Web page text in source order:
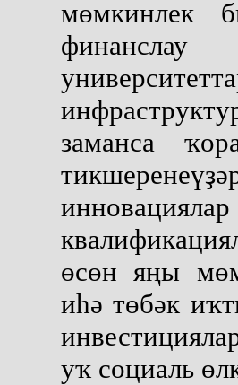
мөмкинлек
заманса
өсөн яңы
иһә төбәк
уҡ социаль